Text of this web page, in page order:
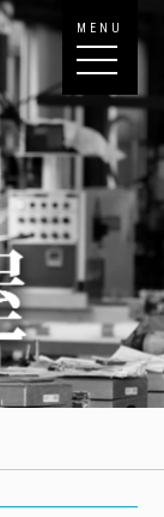
MENU